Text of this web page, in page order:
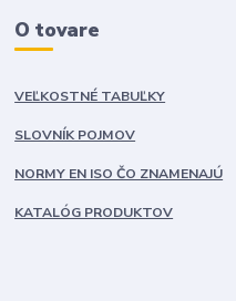
O tovare
VEĽKOSTNÉ TABUĽKY
SLOVNÍK POJMOV
NORMY EN ISO ČO ZNAMENAJÚ
KATALÓG PRODUKTOV